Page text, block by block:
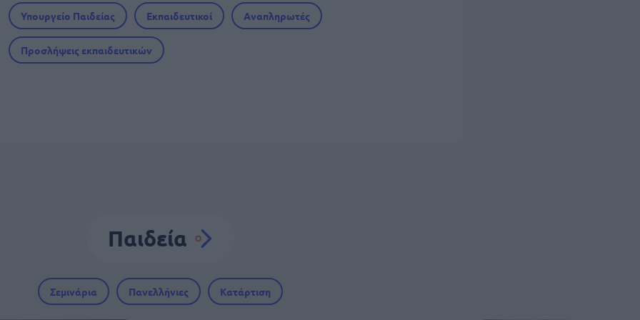
Υπουργείο Παιδείας Εκπαιδευτικοί Αναπληρωτές
Προσλήψεις εκπαιδευτικών
Παιδεία
Σεμινάρια Πανελλήνιες Κατάρτιση